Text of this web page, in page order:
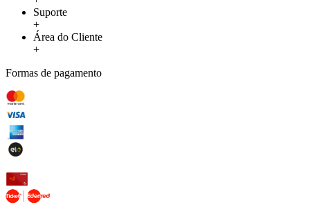
Suporte
+
Área do Cliente
+
Formas de pagamento